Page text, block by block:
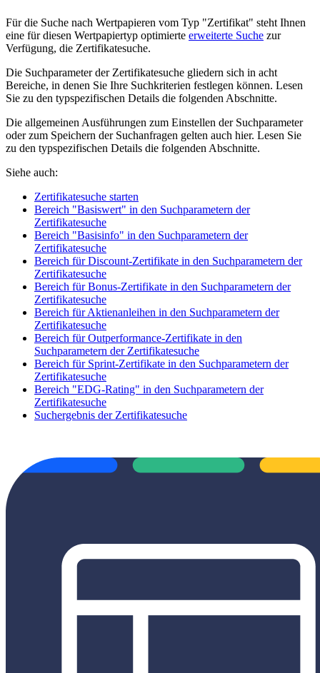
Für die Suche nach Wertpapieren vom Typ "Zertifikat" steht Ihnen
eine für diesen Wertpapiertyp optimierte erweiterte Suche zur
Verfügung, die Zertifikatesuche.
Die Suchparameter der Zertifikatesuche gliedern sich in acht
Bereiche, in denen Sie Ihre Suchkriterien festlegen können. Lesen
Sie zu den typspezifischen Details die folgenden Abschnitte.
Die allgemeinen Ausführungen zum Einstellen der Suchparameter
oder zum Speichern der Suchanfragen gelten auch hier. Lesen Sie
zu den typspezifischen Details die folgenden Abschnitte.
Siehe auch:
Zertifikatesuche starten
Bereich "Basiswert" in den Suchparametern der
Zertifikatesuche
Bereich "Basisinfo" in den Suchparametern der
Zertifikatesuche
Bereich für Discount-Zertifikate in den Suchparametern der
Zertifikatesuche
Bereich für Bonus-Zertifikate in den Suchparametern der
Zertifikatesuche
Bereich für Aktienanleihen in den Suchparametern der
Zertifikatesuche
Bereich für Outperformance-Zertifikate in den
Suchparametern der Zertifikatesuche
Bereich für Sprint-Zertifikate in den Suchparametern der
Zertifikatesuche
Bereich "EDG-Rating" in den Suchparametern der
Zertifikatesuche
Suchergebnis der Zertifikatesuche